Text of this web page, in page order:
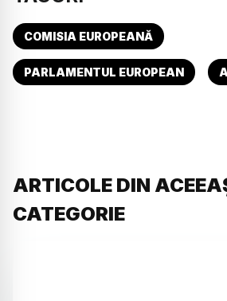
COMISIA EUROPEANĂ
PARLAMENTUL EUROPEAN
ARTICOLE DIN
CATEGORIE